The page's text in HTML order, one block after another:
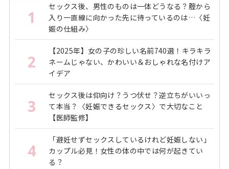
1
セックス後、男性のものは一体どうなる？腟から
入り一直線に向かった先に待っているのは…〈妊
娠の仕組み〉
2
【2025年】女の子の珍しい名前740選！キラキラ
ネームじゃない、かわいい＆おしゃれな名付けア
イデア
3
セックス後は仰向け？うつ伏せ？逆立ちがいいっ
て本当？〈妊娠できるセックス〉で大切なこと
【医師監修】
4
「避妊せずセックスしているけれど妊娠しない」
カップル必見！女性の体の中では何が起きてい
る？